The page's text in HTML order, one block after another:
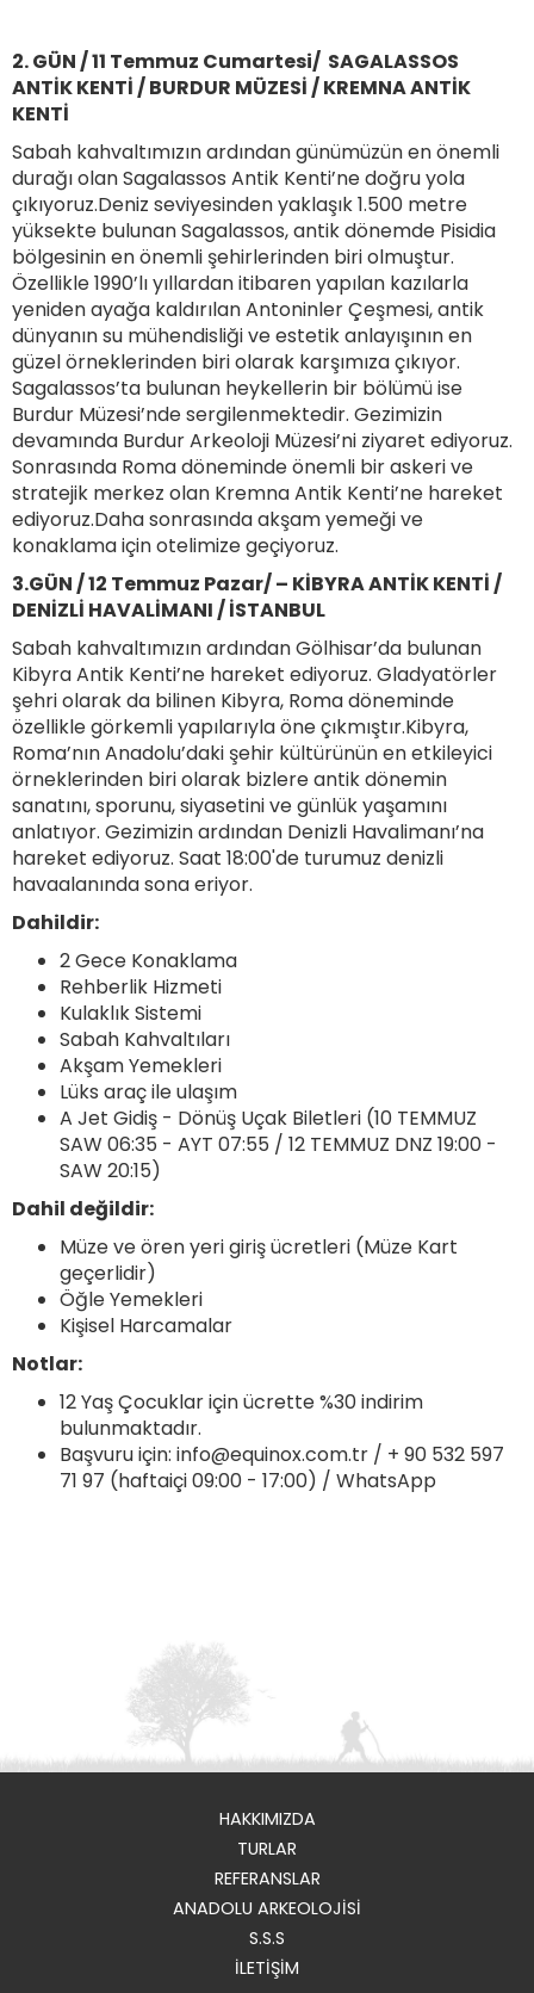
2. GÜN / 11 Temmuz Cumartesi/ SAGALASSOS
ANTİK KENTİ / BURDUR MÜZESİ / KREMNA ANTİK
KENTİ
Sabah kahvaltımızın ardından günümüzün en önemli
durağı olan Sagalassos Antik Kenti’ne doğru yola
çıkıyoruz.Deniz seviyesinden yaklaşık 1.500 metre
yüksekte bulunan Sagalassos, antik dönemde Pisidia
bölgesinin en önemli şehirlerinden biri olmuştur.
Özellikle 1990’lı yıllardan itibaren yapılan kazılarla
yeniden ayağa kaldırılan Antoninler Çeşmesi, antik
dünyanın su mühendisliği ve estetik anlayışının en
güzel örneklerinden biri olarak karşımıza çıkıyor.
Sagalassos’ta bulunan heykellerin bir bölümü ise
Burdur Müzesi’nde sergilenmektedir. Gezimizin
devamında Burdur Arkeoloji Müzesi’ni ziyaret ediyoruz.
Sonrasında Roma döneminde önemli bir askeri ve
stratejik merkez olan Kremna Antik Kenti’ne hareket
ediyoruz.Daha sonrasında akşam yemeği ve
konaklama için otelimize geçiyoruz.
3.GÜN / 12 Temmuz Pazar/ – KİBYRA ANTİK KENTİ /
DENİZLİ HAVALİMANI / İSTANBUL
Sabah kahvaltımızın ardından Gölhisar’da bulunan
Kibyra Antik Kenti’ne hareket ediyoruz. Gladyatörler
şehri olarak da bilinen Kibyra, Roma döneminde
özellikle görkemli yapılarıyla öne çıkmıştır.Kibyra,
Roma’nın Anadolu’daki şehir kültürünün en etkileyici
örneklerinden biri olarak bizlere antik dönemin
sanatını, sporunu, siyasetini ve günlük yaşamını
anlatıyor. Gezimizin ardından Denizli Havalimanı’na
hareket ediyoruz. Saat 18:00'de turumuz denizli
havaalanında sona eriyor.
Dahildir:
2 Gece Konaklama
Rehberlik Hizmeti
Kulaklık Sistemi
Sabah Kahvaltıları
Akşam Yemekleri
Lüks araç ile ulaşım
A Jet Gidiş - Dönüş Uçak Biletleri (10 TEMMUZ
SAW 06:35 - AYT 07:55 / 12 TEMMUZ DNZ 19:00 -
SAW 20:15)
Dahil değildir:
Müze ve ören yeri giriş ücretleri (Müze Kart
geçerlidir)
Öğle Yemekleri
Kişisel Harcamalar
Notlar:
12 Yaş Çocuklar için ücrette %30 indirim
bulunmaktadır.
Başvuru için: info@equinox.com.tr / + 90 532 597
71 97 (haftaiçi 09:00 - 17:00) / WhatsApp
HAKKIMIZDA
TURLAR
REFERANSLAR
ANADOLU ARKEOLOJİSİ
S.S.S
İLETİŞİM